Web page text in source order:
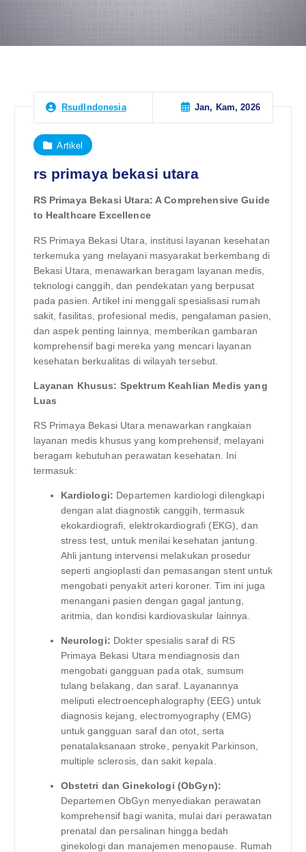
RsudIndonesia Jan, Kam, 2026
Artikel
rs primaya bekasi utara
RS Primaya Bekasi Utara: A Comprehensive Guide
to Healthcare Excellence
RS Primaya Bekasi Utara, institusi layanan kesehatan
terkemuka yang melayani masyarakat berkembang di
Bekasi Utara, menawarkan beragam layanan medis,
teknologi canggih, dan pendekatan yang berpusat
pada pasien. Artikel ini menggali spesialisasi rumah
sakit, fasilitas, profesional medis, pengalaman pasien,
dan aspek penting lainnya, memberikan gambaran
komprehensif bagi mereka yang mencari layanan
kesehatan berkualitas di wilayah tersebut.
Layanan Khusus: Spektrum Keahlian Medis yang
Luas
RS Primaya Bekasi Utara menawarkan rangkaian
layanan medis khusus yang komprehensif, melayani
beragam kebutuhan perawatan kesehatan. Ini
termasuk:
Kardiologi: Departemen kardiologi dilengkapi
dengan alat diagnostik canggih, termasuk
ekokardiografi, elektrokardiografi (EKG), dan
stress test, untuk menilai kesehatan jantung.
Ahli jantung intervensi melakukan prosedur
seperti angioplasti dan pemasangan stent untuk
mengobati penyakit arteri koroner. Tim ini juga
menangani pasien dengan gagal jantung,
aritmia, dan kondisi kardiovaskular lainnya.
Neurologi: Dokter spesialis saraf di RS
Primaya Bekasi Utara mendiagnosis dan
mengobati gangguan pada otak, sumsum
tulang belakang, dan saraf. Layanannya
meliputi electroencephalography (EEG) untuk
diagnosis kejang, electromyography (EMG)
untuk gangguan saraf dan otot, serta
penatalaksanaan stroke, penyakit Parkinson,
multiple sclerosis, dan sakit kepala.
Obstetri dan Ginekologi (ObGyn):
Departemen ObGyn menyediakan perawatan
komprehensif bagi wanita, mulai dari perawatan
prenatal dan persalinan hingga bedah
ginekologi dan manajemen menopause. Rumah